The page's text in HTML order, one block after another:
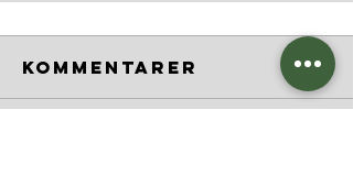
Kommentarer